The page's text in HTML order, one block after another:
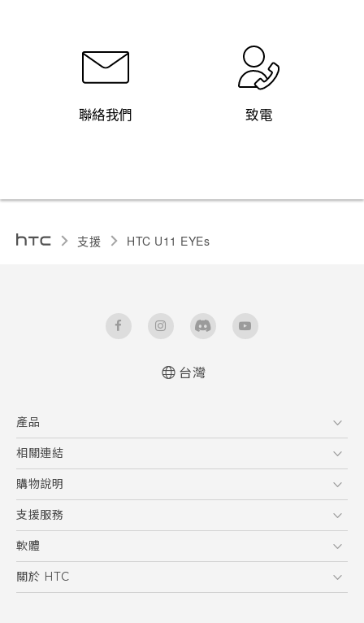
聯絡我們 致電
支援 HTC U11 EYEs‎
台灣
產品
5G
智慧型手機
配件
相關連結
HTC Research
購物說明
購物須知
訂單管理
付款方式
支援服務
到府收送維修服務
服務中心資訊
客戶服務佈告欄
軟體
應用程式
關於 HTC